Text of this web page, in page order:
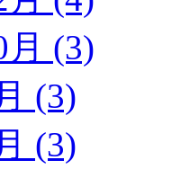
月 (3)
(3)
(3)